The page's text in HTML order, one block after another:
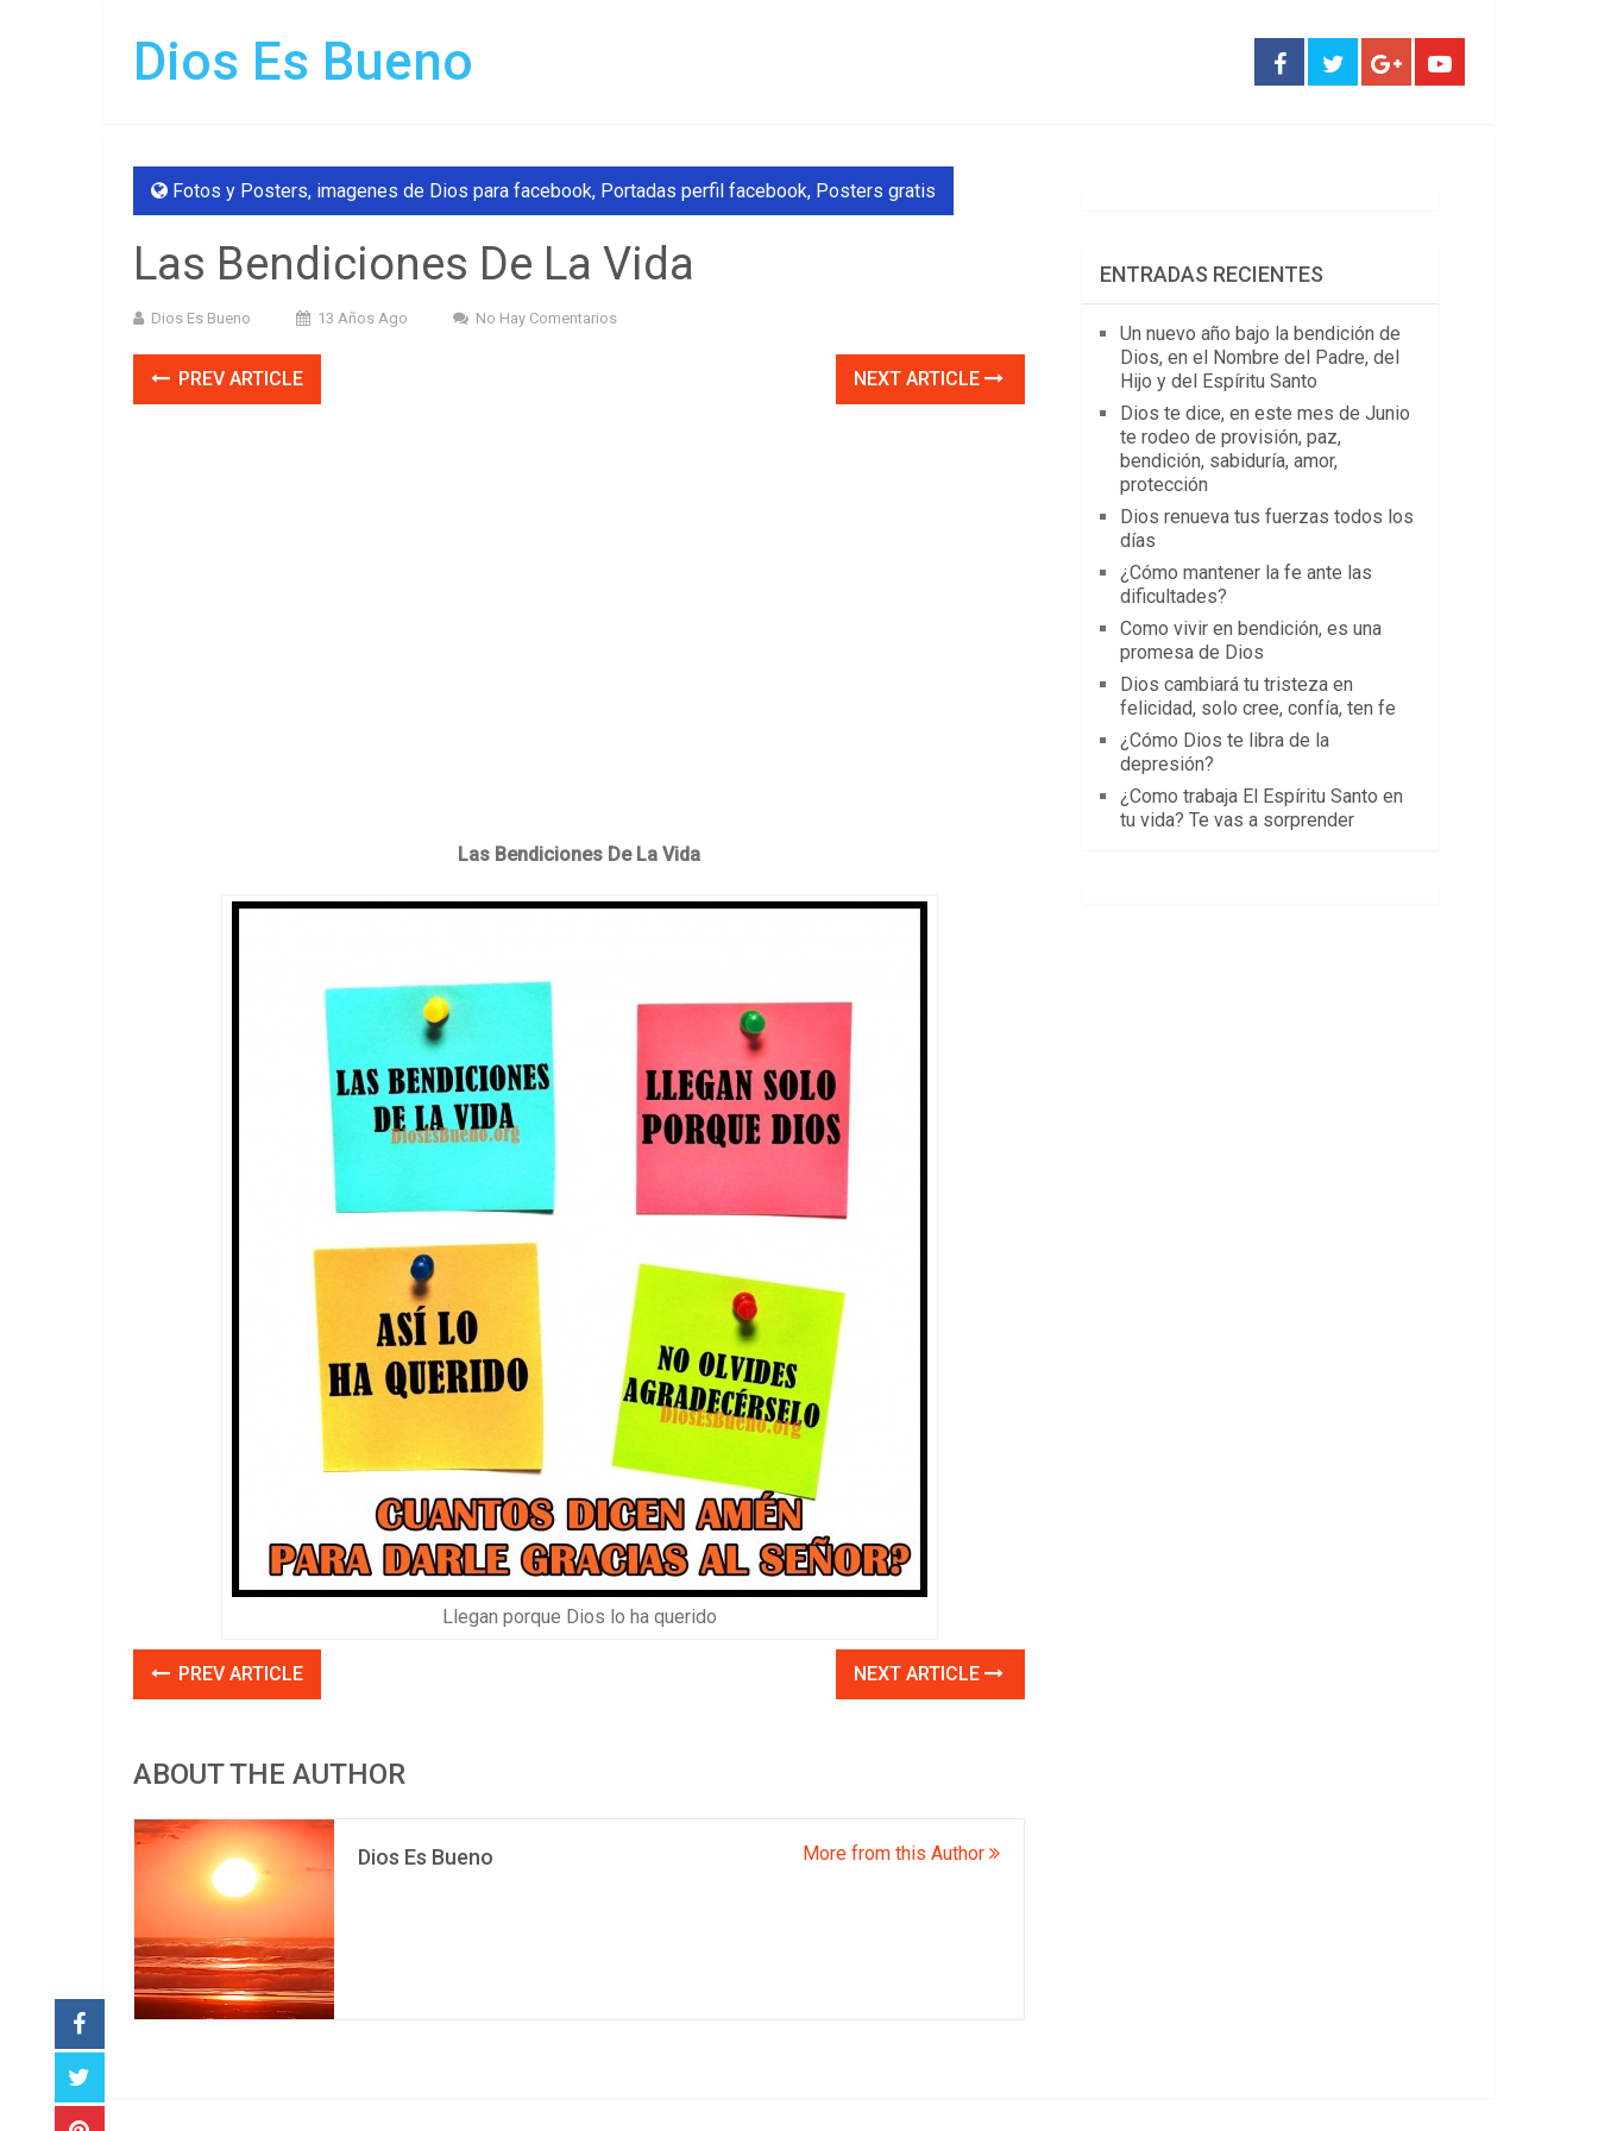
Dios Es Bueno
Fotos y Posters, imagenes de Dios para facebook, Portadas perfil facebook, Posters gratis
Las Bendiciones De La Vida
Dios Es Bueno 13 Años Ago No Hay Comentarios
PREV ARTICLE NEXT ARTICLE
Las Bendiciones De La Vida
Llegan porque Dios lo ha querido
PREV ARTICLE NEXT ARTICLE
ABOUT THE AUTHOR
Dios Es Bueno More from this Author
ENTRADAS RECIENTES
Un nuevo año bajo la bendición de
Dios, en el Nombre del Padre, del
Hijo y del Espíritu Santo
Dios te dice, en este mes de Junio
te rodeo de provisión, paz,
bendición, sabiduría, amor,
protección
Dios renueva tus fuerzas todos los
días
¿Cómo mantener la fe ante las
dificultades?
Como vivir en bendición, es una
promesa de Dios
Dios cambiará tu tristeza en
felicidad, solo cree, confía, ten fe
¿Cómo Dios te libra de la
depresión?
¿Como trabaja El Espíritu Santo en
tu vida? Te vas a sorprender